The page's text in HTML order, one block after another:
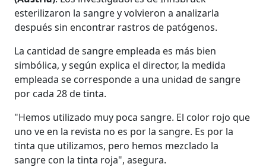
esterilizaron la sangre y volvieron a analizarla
después sin encontrar rastros de patógenos.
La cantidad de sangre empleada es más bien
simbólica, y según explica el director, la medida
empleada se corresponde a una unidad de sangre
por cada 28 de tinta.
"Hemos utilizado muy poca sangre. El color rojo que
uno ve en la revista no es por la sangre. Es por la
tinta que utilizamos, pero hemos mezclado la
sangre con la tinta roja", asegura.